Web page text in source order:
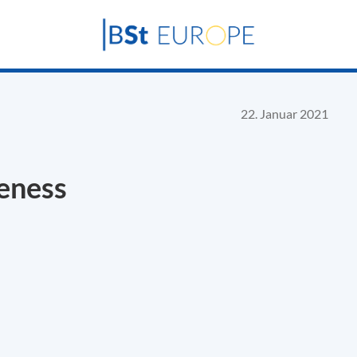
22. Januar 2021